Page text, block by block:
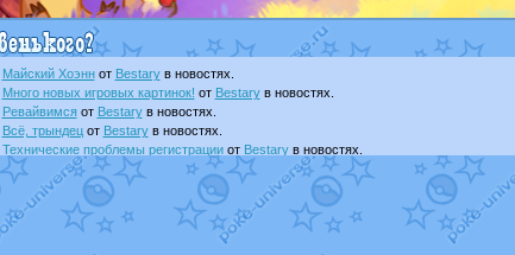
Майский Хоэннот Bestaryв новостях.
Много новых игровых картинок! от Bestaryв новостях.
Ревайвимсяот Bestaryв новостях.
Всё, трындецот Bestaryв новостях.
Технические проблемы регистрацииот Bestaryв новостях.
доброе утро славянеот Dakkuв фанарте.
Йолда и МимикьюотMavisNyanCat
в фанарте.
Недовольный котомангуст
отRandomon
в фанарте.
The Dark Wishmakerот Randomon
в фанарте.
в фанарте.